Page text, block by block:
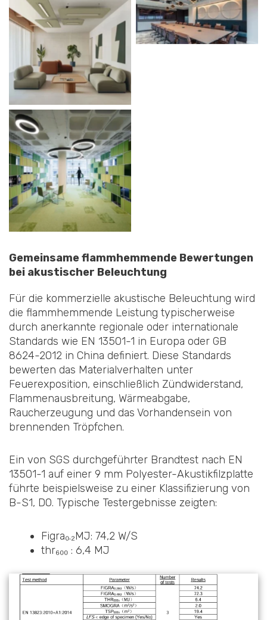
Gemeinsame flammhemmende Bewertungen
bei akustischer Beleuchtung
Für die kommerzielle akustische Beleuchtung wird
die flammhemmende Leistung typischerweise
durch anerkannte regionale oder internationale
Standards wie EN 13501-1 in Europa oder GB
8624-2012 in China definiert. Diese Standards
bewerten das Materialverhalten unter
Feuerexposition, einschließlich Zündwiderstand,
Flammenausbreitung, Wärmeabgabe,
Raucherzeugung und das Vorhandensein von
brennenden Tröpfchen.
Ein von SGS durchgeführter Brandtest nach EN
13501-1 auf einer 9 mm Polyester-Akustikfilzplatte
führte beispielsweise zu einer Klassifizierung von
B-S1, D0. Typische Testergebnisse zeigten:
Figra₀.₂MJ: 74,2 W/S
thr₆₀₀ : 6,4 MJ